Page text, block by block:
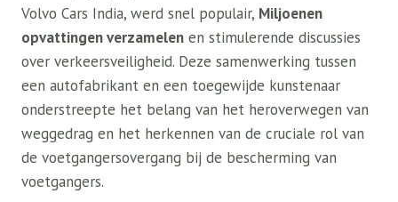
Volvo Cars India, werd snel populair, Miljoenen
opvattingen verzamelen en stimulerende discussies
over verkeersveiligheid. Deze samenwerking tussen
een autofabrikant en een toegewijde kunstenaar
onderstreepte het belang van het heroverwegen van
weggedrag en het herkennen van de cruciale rol van
de voetgangersovergang bij de bescherming van
voetgangers.